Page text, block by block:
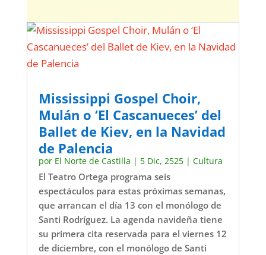
Mississippi Gospel Choir,
Mulán o ‘El Cascanueces’ del
Ballet de Kiev, en la Navidad
de Palencia
por El Norte de Castilla | 5 Dic, 2525| Cultura
El Teatro Ortega programa seis
espectáculos para estas próximas semanas,
que arrancan el día 13 con el monólogo de
Santi Rodríguez. La agenda navideña tiene
su primera cita reservada para el viernes 12
de diciembre, con el monólogo de Santi